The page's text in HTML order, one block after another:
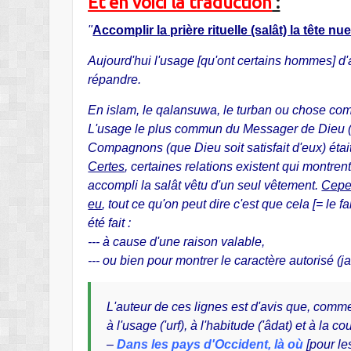
"Accomplir la prière rituelle (salât) la tête
Aujourd'hui l'usage [qu'ont certains hommes]
répandre.
En islam, le qalansuwa, le turban ou chose
L'usage le plus commun du Messager de
Compagnons (que Dieu soit satisfait d'eux)
Certes, certaines relations existent qui
accompli la salât vêtu d'un seul vêtement.
eu, tout ce qu'on peut dire c'est que cela [= le
été fait :
--- à cause d'une raison valable,
--- ou bien pour montrer le caractère autorisé
L'auteur de ces lignes est d'avis que,
à l'usage ('urf), à l'habitude ('âdat) et à la
–Dans les pays d'Occident, là où [pour